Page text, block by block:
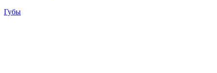
Губы